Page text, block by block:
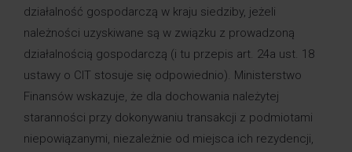
działalność gospodarczą w kraju siedziby, jeżeli
należności uzyskiwane są w związku z prowadzoną
działalnością gospodarczą (i tu przepis art. 24a ust. 18
ustawy o CIT stosuje się odpowiednio). Ministerstwo
Finansów wskazuje, że dla dochowania należytej
staranności przy dokonywaniu transakcji z podmiotami
niepowiązanymi, niezależnie od miejsca ich rezydencji,